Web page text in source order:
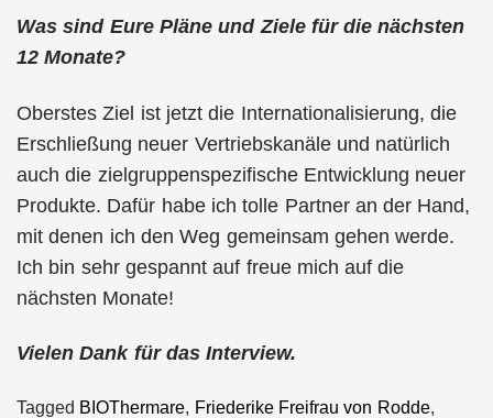
Was sind Eure Pläne und Ziele für die nächsten
12 Monate?
Oberstes Ziel ist jetzt die Internationalisierung, die
Erschließung neuer Vertriebskanäle und natürlich
auch die zielgruppenspezifische Entwicklung neuer
Produkte. Dafür habe ich tolle Partner an der Hand,
mit denen ich den Weg gemeinsam gehen werde.
Ich bin sehr gespannt auf freue mich auf die
nächsten Monate!
Vielen Dank für das Interview.
Tagged BIOThermare, Friederike Freifrau von Rodde,